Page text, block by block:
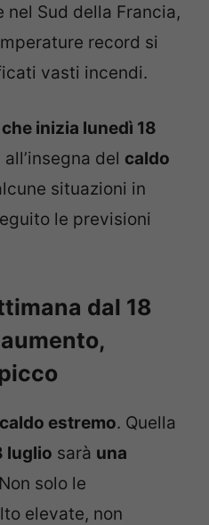
nel Sud della Francia,
record si
vasti incendi.
inizia lunedì 18
del caldo
situazioni in
le previsioni
dal 18
caldo estremo. Quella
luglio sarà una
solo le
elevate, non